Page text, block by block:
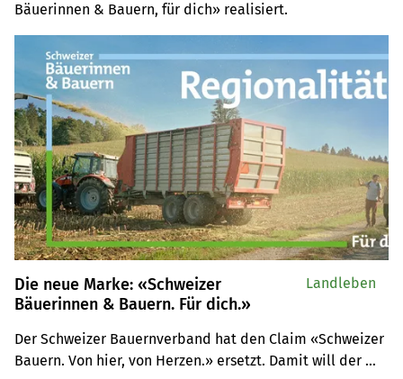
Bäuerinnen & Bauern, für dich» realisiert.
Die neue Marke: «Schweizer
Bäuerinnen & Bauern. Für dich.»
Der Schweizer Bauernverband hat den Claim «Schweizer
Bauern. Von hier, von Herzen.» ersetzt. Damit will der
Landleben